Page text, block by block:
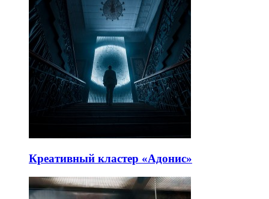
Креативный кластер «Адонис»